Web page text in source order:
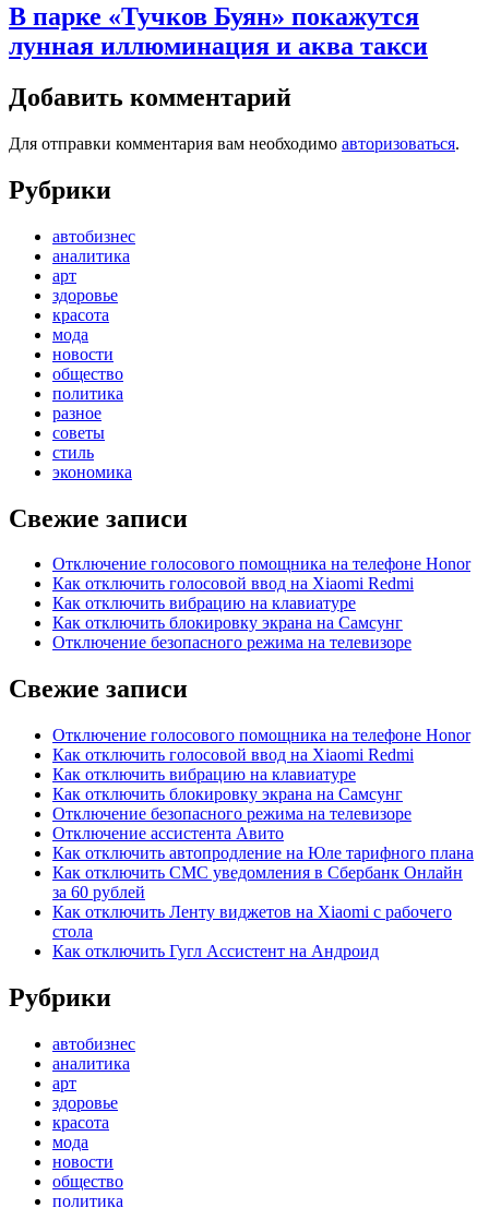
В парке «Тучков Буян» покажутся
лунная иллюминация и аква такси
Добавить комментарий
Для отправки комментария вам необходимо авторизоваться.
Рубрики
автобизнес
аналитика
арт
здоровье
красота
мода
новости
общество
политика
разное
советы
стиль
экономика
Свежие записи
Отключение голосового помощника на телефоне Honor
Как отключить голосовой ввод на Xiaomi Redmi
Как отключить вибрацию на клавиатуре
Как отключить блокировку экрана на Самсунг
Отключение безопасного режима на телевизоре
Свежие записи
Отключение голосового помощника на телефоне Honor
Как отключить голосовой ввод на Xiaomi Redmi
Как отключить вибрацию на клавиатуре
Как отключить блокировку экрана на Самсунг
Отключение безопасного режима на телевизоре
Отключение ассистента Авито
Как отключить автопродление на Юле тарифного плана
Как отключить СМС уведомления в Сбербанк Онлайн
за 60 рублей
Как отключить Ленту виджетов на Xiaomi с рабочего
стола
Как отключить Гугл Ассистент на Андроид
Рубрики
автобизнес
аналитика
арт
здоровье
красота
мода
новости
общество
политика